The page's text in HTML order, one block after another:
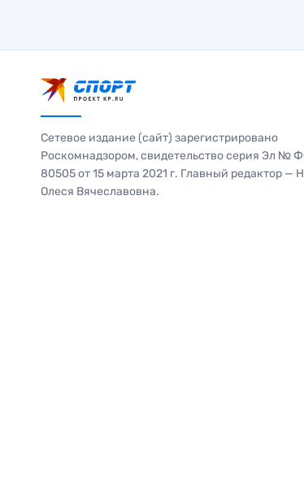
Сетевое издание (сайт) зарегистрировано
Роскомнадзором, свидетельство серия Эл №
80505 от 15 марта 2021 г. Главный редактор —
Олеся Вячеславовна.